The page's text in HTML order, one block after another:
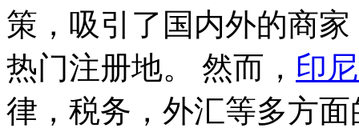
策，吸引了国内外的商
热门注册地。 然而， 印
律，税务，外汇等多方